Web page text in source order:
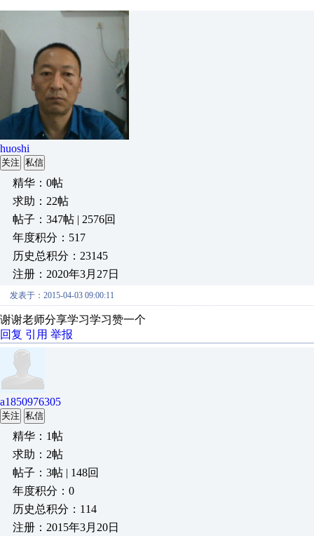
huoshi
关注 私信
精华：0帖
求助：22帖
帖子：347帖 | 2576回
年度积分：517
历史总积分：23145
注册：2020年3月27日
发表于：2015-04-03 09:00:11
谢谢老师分享学习学习赞一个
回复 引用 举报
a1850976305
关注 私信
精华：1帖
求助：2帖
帖子：3帖 | 148回
年度积分：0
历史总积分：114
注册：2015年3月20日